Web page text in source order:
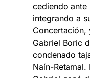
cediendo
integrando a
Concertación,
Gabriel Boric
condenado
Naín-